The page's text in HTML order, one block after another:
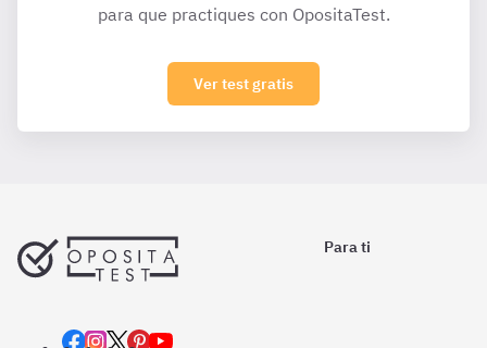
para que practiques con OpositaTest.
Ver test gratis
Para ti